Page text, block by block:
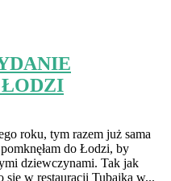
ŁODZI
roku, tym razem już sama
do Łodzi, by
dziewczynami. Tak jak
się w restauracji Tubajka w...